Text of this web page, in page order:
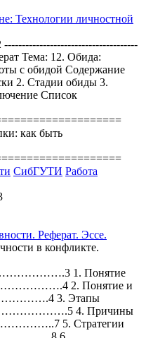
Технологии личностной
--------------------------------------
Тема: 12. Обида:
с обидой Содержание
2. Стадии обиды 3.
Список
как быть
СибГУТИ Работа
Реферат. Эссе.
в конфликте.
1. Понятие
2. Понятие и
3. Этапы
4. Причины
5. Стратегии